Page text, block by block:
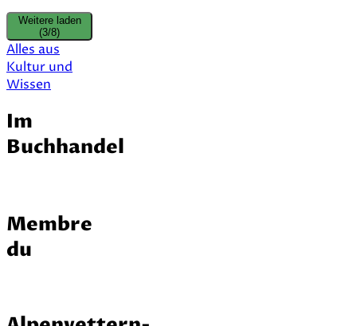
Weitere laden
(3/8)
Alles aus
Kultur und
Wissen
Im
Buchhandel
Membre
du